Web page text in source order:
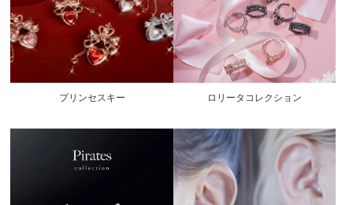
プリンセスキー ロリータコレクション